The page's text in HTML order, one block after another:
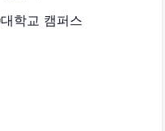
대학교 캠퍼스